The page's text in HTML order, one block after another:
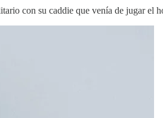
con su caddie que venía de jugar el